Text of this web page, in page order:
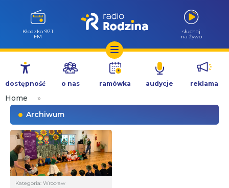
Przejdź
treści
Kłodzko 97.1
FM
słuchaj
na żywo
dostępność o nas ramówka audycje reklama
Home
»
Archiwum
Kategoria: Wrocław